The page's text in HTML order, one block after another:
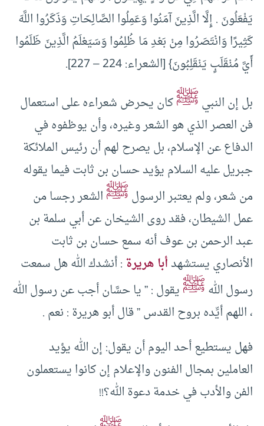
يَفْعَلُونَ . إِلَّا الَّذِينَ آمَنُوا وَعَمِلُوا الصَّالِحَاتِ وَذَكَرُوا اللَّهَ
كَثِيرًا وَانْتَصَرُوا مِنْ بَعْدِ مَا ظُلِمُوا وَسَيَعْلَمُ الَّذِينَ ظَلَمُوا
أَيَّ مُنْقَلَبٍ يَنْقَلِبُونَ} [الشعراء: 224 – 227].
بل إن النبيﷺكان يحرض شعراءه على استعمال
فن العصر الذي هو الشعر وغيره، وأن يوظفوه في
الدفاع عن الإسلام، بل يصرح لهم أن رئيس الملائكة
جبريل عليه السلام يؤيد حسان بن ثابت فيما يقوله
من شعر، ولم يعتبر الرسولﷺالشعر رجسا من
عمل الشيطان، فقد روى الشيخان عن أبي سلمة بن
عبد الرحمن بن عوف أنه سمع حسان بن ثابت
الأنصاري يستشهدأبا هريرة: أنشدك الله هل سمعت
رسول اللهﷺيقول : ” يا حسَّان أجب عن رسول الله
، اللهم أيِّده بروح القدس ” قال أبو هريرة : نعم .
فهل يستطيع أحد اليوم أن يقول: إن الله يؤيد
العاملين بمجال الفنون والإعلام إن كانوا يستعملون
الفن والأدب في خدمة دعوة الله؟!!